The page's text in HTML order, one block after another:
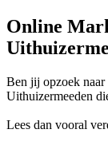
Online
Ben jij opzoek naar
Uithuizermeeden
Lees dan vooral